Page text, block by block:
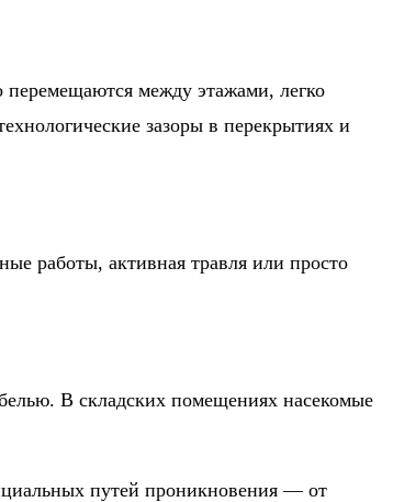
между этажами, легко
зазоры в перекрытиях и
работы, активная травля или просто
В складских помещениях насекомые
путей проникновения — от